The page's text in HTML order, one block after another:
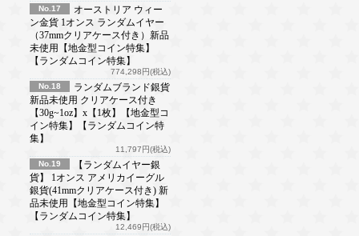
No.17
オーストリア ウィー
ン金貨 1オンス ランダムイヤー
（37mmクリアケース付き）新品
未使用【地金型コイン特集】
【ランダムコイン特集】
774,298円(税込)
No.18
ランダムブランド銀貨
新品未使用 クリアケース付き
【30g~1oz】x【1枚】【地金型コ
イン特集】【ランダムコイン特
集】
11,797円(税込)
No.19
【ランダムイヤー銀
貨】 1オンス アメリカイーグル
銀貨(41mmクリアケース付き) 新
品未使用【地金型コイン特集】
【ランダムコイン特集】
12,469円(税込)